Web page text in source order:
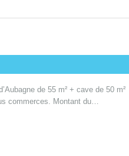
de 55 m² + cave de 50 m²
commerces. Montant du…